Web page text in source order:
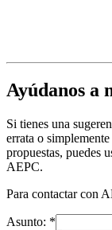
Ayúdanos a
Si tienes una
errata o
propuestas, puedes
AEPC.
Para contactar con
Asunto: *